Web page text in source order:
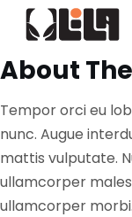
About
Tempor orci eu
nunc. Augue
mattis vulputate.
ullamcorper
ullamcorper